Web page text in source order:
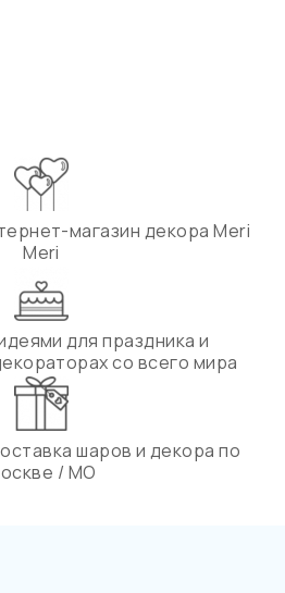
магазин декора Meri
Meri
для праздника и
со всего мира
шаров и декора по
/ МО